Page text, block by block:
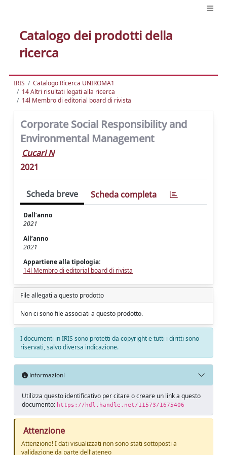
Catalogo dei prodotti della
ricerca
IRIS
Catalogo Ricerca UNIROMA1
14 Altri risultati legati alla ricerca
14l Membro di editorial board di rivista
Corporate Social Responsibility and
Environmental Management
Cucari N
2021
Scheda breve Scheda completa
Dall’anno
2021
All’anno
2021
Appartiene alla tipologia:
14l Membro di editorial board di rivista
File allegati a questo prodotto
Non ci sono file associati a questo prodotto.
I documenti in IRIS sono protetti da copyright e tutti i diritti sono
riservati, salvo diversa indicazione.
Informazioni
Utilizza questo identificativo per citare o creare un link a questo
documento: https://hdl.handle.net/11573/1675406
Attenzione
Attenzione! I dati visualizzati non sono stati sottoposti a
validazione da parte dell'ateneo